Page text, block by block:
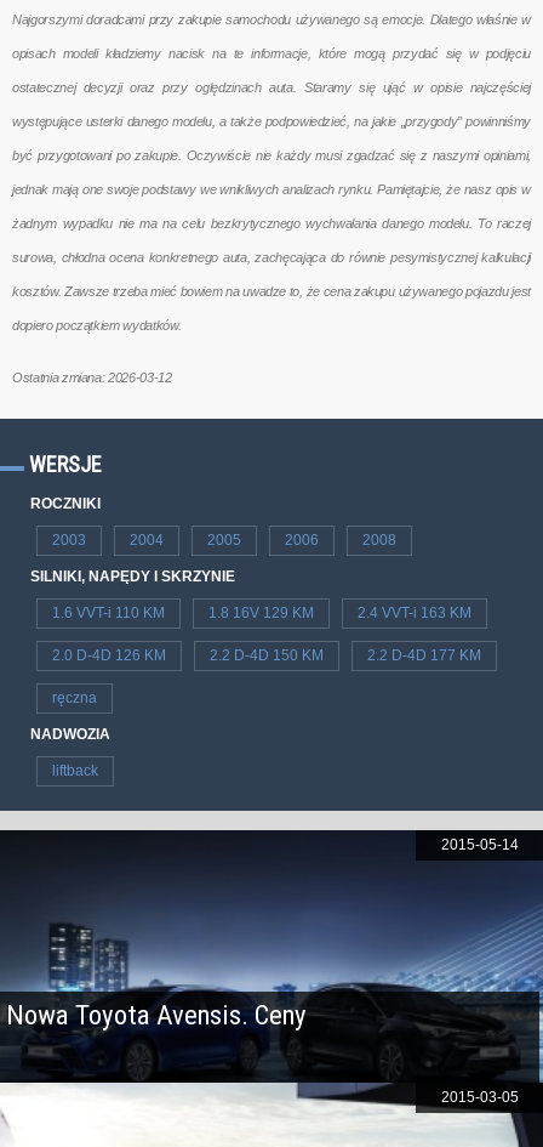
Najgorszymi doradcami przy zakupie samochodu używanego są emocje. Dlatego właśnie w
opisach modeli kładziemy nacisk na te informacje, które mogą przydać się w podjęciu
ostatecznej decyzji oraz przy oględzinach auta. Staramy się ująć w opisie najczęściej
występujące usterki danego modelu, a także podpowiedzieć, na jakie „przygody” powinniśmy
być przygotowani po zakupie. Oczywiście nie każdy musi zgadzać się z naszymi opiniami,
jednak mają one swoje podstawy we wnikliwych analizach rynku. Pamiętajcie, że nasz opis w
żadnym wypadku nie ma na celu bezkrytycznego wychwalania danego modelu. To raczej
surowa, chłodna ocena konkretnego auta, zachęcająca do równie pesymistycznej kalkulacji
kosztów. Zawsze trzeba mieć bowiem na uwadze to, że cena zakupu używanego pojazdu jest
dopiero początkiem wydatków.
Ostatnia zmiana: 2026-03-12
WERSJE
ROCZNIKI
2003 2004 2005 2006 2008
SILNIKI, NAPĘDY I SKRZYNIE
1.6 VVT-i 110 KM 1.8 16V 129 KM 2.4 VVT-i 163 KM
2.0 D-4D 126 KM 2.2 D-4D 150 KM 2.2 D-4D 177 KM
ręczna
NADWOZIA
liftback
Nowa Toyota Avensis. Ceny
2015-05-14
2015-03-05